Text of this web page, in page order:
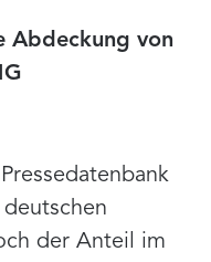
Abdeckung von
der Anteil im